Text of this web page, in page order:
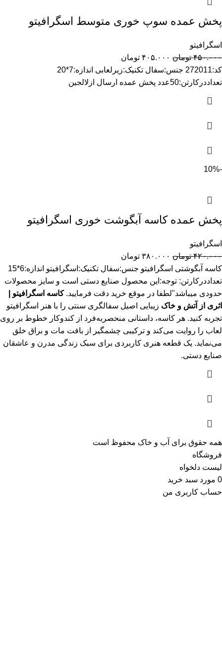
پخش عمده سوپ خوری متوسط اسگرافیتو
اسگرافیتو
۴۵۰.۰۰۰ تومان ۴۰۵.۰۰۰ تومان
کد:272011 جنس:سفال تکنیک:زیرلعابی اندازه:7*20
تعداددرکارتن:50عدد پخش عمده ارسال ازلالجین
-10%
پخش عمده کاسه آبگوشت خوری اسگرافیتو
اسگرافیتو
۴۲۰.۰۰۰ تومان ۳۸۰.۰۰۰ تومان
کاسه آبگوشتی اسگرافیتو جنس:سفال تکنیک:اسگرافیتو اندازه:6*15
تعداددرکارتن: توجه:این محصول صنایع دستی است و سایز محصولات
حدودی میباشد"لطفا در موقع خرید دقت فرمایید.کاسه اسگرافیتو |
اثری از آتش و خاک زیبایی اصیل سفالگری سنتی را با هنر اسگرافیتو
تجربه کنید. هر کاسه، داستانی منحصربه‌فرد از کندوکار خطوط بر روی
لعاب را روایت می‌کند و ترکیبی چشمگیر از بافت مات و براق خلق
می‌نماید. یک قطعه هنری کاربردی برای سبک زندگی مدرن و عاشقان
صنایع دستی.
همه حقوق برای آب و خاک محفوظ است
فروشگاه
لیست دلخواه
0 مورد سبد خرید
حساب کاربری من